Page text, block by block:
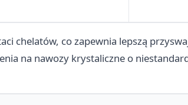
chelatów, co zapewnia lepszą
na nawozy krystaliczne o